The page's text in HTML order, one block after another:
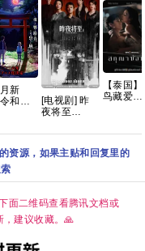
月新
和的
百度
】
[电视剧] 昨
夜将至
国语中字 (全
12集)
[12.2G]
【泰国
鸟藏爱
克
资源，如果主贴和回复里的
面二维码查看腾讯文档或
，建议收藏。🙏